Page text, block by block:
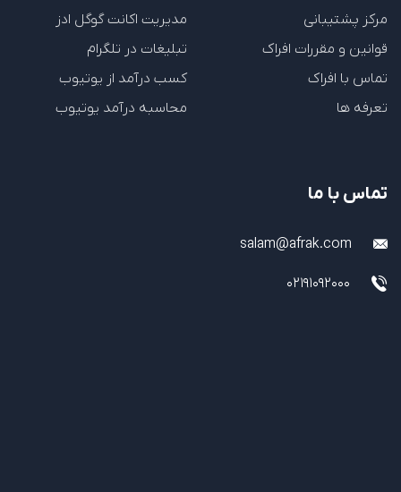
مرکز پشتیبانی
قوانین و مقررات افراک
تماس با افراک
تعرفه ها
مدیریت اکانت گوگل ادز
تبلیغات در تلگرام
کسب درآمد از یوتیوب
محاسبه درآمد یوتیوب
تماس با ما
salam@afrak.com
02191092000